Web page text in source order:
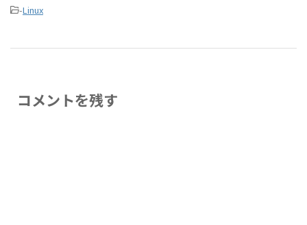
-Linux
コメントを残す